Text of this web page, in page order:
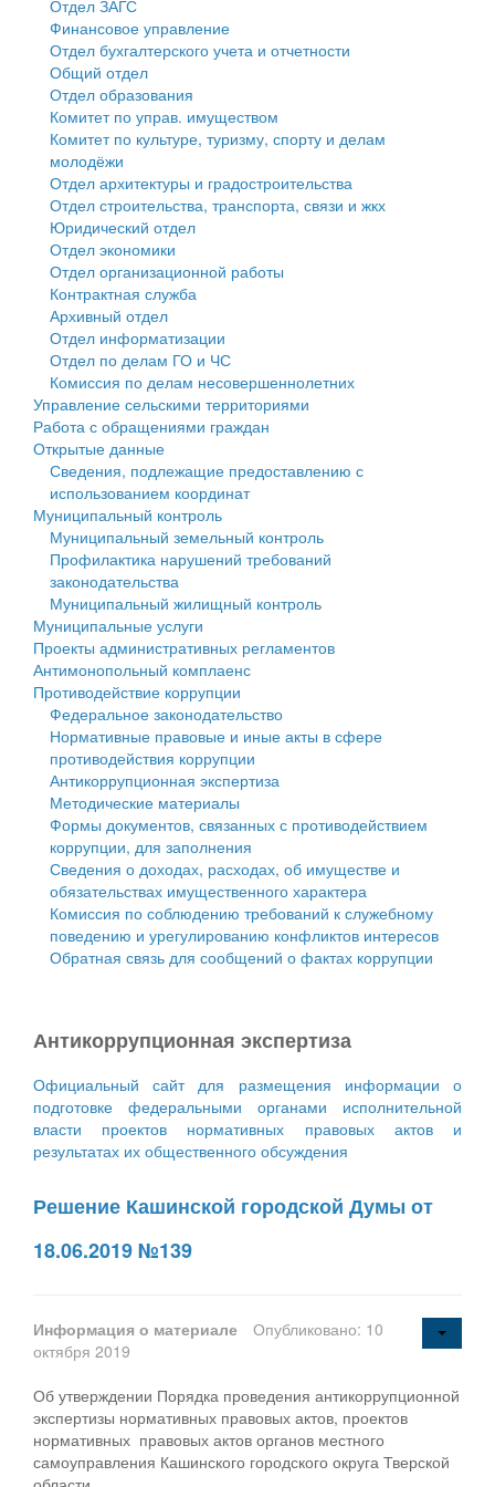
Государственные услуги
Промышленность и АПК
Экономика и бизнес
Символика
Устав
Гостям округа
Туризм
Культура
Образование
Здравоохранение
Социальная защита
Фотоальбом
муниципального округа Тверской области
Администрация Кашинского муниципального округа
Тверской области
Управление сельскими территориями
Открытые данные
Работа с обращениями граждан
Муниципальный контроль
Муниципальные услуги
Проекты административных регламентов
Антимонопольный комплаенс
Противодействие коррупции
Финансовое управление
Бюджет для граждан
Имущество
Выявление правообладателей ранее учтенных
объектов недвижимости
Имущественная поддержка субъектов малого и
среднего предпринимательства
Информационная поддержка субъектов малого и
среднего предпринимательства
Муниципальные программы
Контрольно-счетная палата
Персональные данные
Оценка регулирующего воздействия
Деятельность МУ
Нормативы градостроительного проектирования
Правила землепользования и застройки
Генеральные планы
Проекты планировки территории
Собрание депутатов
Городское поселение
Сельские поселения
Отдел ЗАГС
Финансовое управление
Отдел бухгалтерского учета и отчетности
Общий отдел
Отдел образования
Комитет по управ. имуществом
Комитет по культуре, туризму, спорту и делам
молодёжи
Отдел архитектуры и градостроительства
Отдел строительства, транспорта, связи и жкх
Юридический отдел
Отдел экономики
Отдел организационной работы
Контрактная служба
Архивный отдел
Отдел информатизации
Отдел по делам ГО и ЧС
Комиссия по делам несовершеннолетних
Управление сельскими территориями
Работа с обращениями граждан
Открытые данные
Сведения, подлежащие предоставлению с
использованием координат
Муниципальный контроль
Муниципальный земельный контроль
Профилактика нарушений требований
законодательства
Муниципальный жилищный контроль
Муниципальные услуги
Проекты административных регламентов
Антимонопольный комплаенс
Противодействие коррупции
Федеральное законодательство
Нормативные правовые и иные акты в сфере
противодействия коррупции
Антикоррупционная экспертиза
Методические материалы
Формы документов, связанных с противодействием
коррупции, для заполнения
Сведения о доходах, расходах, об имуществе и
обязательствах имущественного характера
Комиссия по соблюдению требований к служебному
поведению и урегулированию конфликтов интересов
Обратная связь для сообщений о фактах коррупции
Антикоррупционная экспертиза
Официальный сайт для размещения информации о
подготовке федеральными органами исполнительной
власти проектов нормативных правовых актов и
результатах их общественного обсуждения
Решение Кашинской городской Думы от
18.06.2019 №139
Информация о материале
Опубликовано: 10
октября 2019
Об утверждении Порядка проведения антикоррупционной
экспертизы нормативных правовых актов, проектов
нормативных правовых актов органов местного
самоуправления Кашинского городского округа Тверской